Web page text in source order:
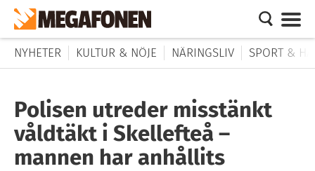
NYHETER KULTUR & NÖJE NÄRINGSLIV SPORT &
Polisen utreder misstänkt
våldtäkt i Skellefteå –
mannen har anhållits